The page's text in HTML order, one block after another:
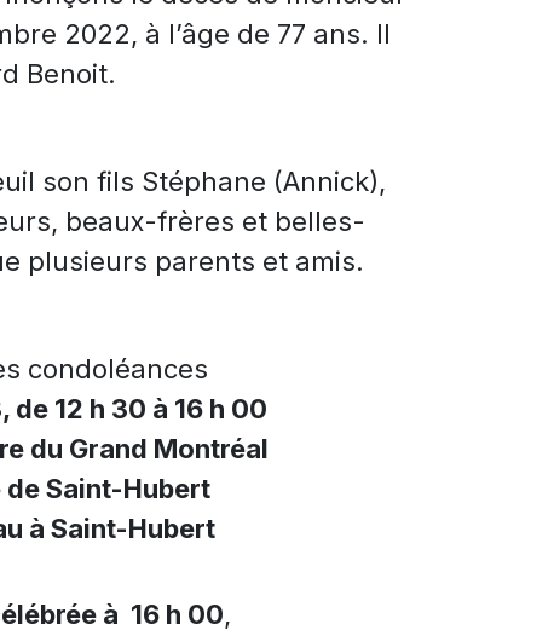
2022, à l’âge de 77 ans. Il
Benoit.
son fils Stéphane (Annick),
beaux-frères et belles-
plusieurs parents et amis.
condoléances
12 h 30 à 16 h 00
du Grand Montréal
Saint-Hubert
à Saint-Hubert
à 16 h 00,